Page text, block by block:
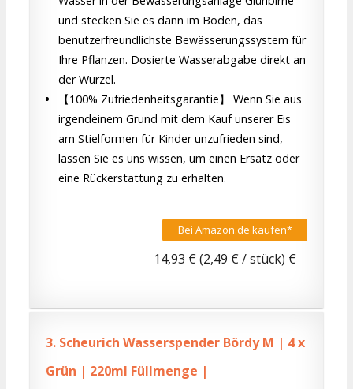
und stecken Sie es dann im Boden, das
benutzerfreundlichste Bewässerungssystem für
Ihre Pflanzen. Dosierte Wasserabgabe direkt an
der Wurzel.
【100% Zufriedenheitsgarantie】 Wenn Sie aus
irgendeinem Grund mit dem Kauf unserer Eis
am Stielformen für Kinder unzufrieden sind,
lassen Sie es uns wissen, um einen Ersatz oder
eine Rückerstattung zu erhalten.
Bei Amazon.de kaufen*
14,93 € (2,49 € / stück) €
3. Scheurich Wasserspender Bördy M | 4 x
Grün | 220ml Füllmenge |